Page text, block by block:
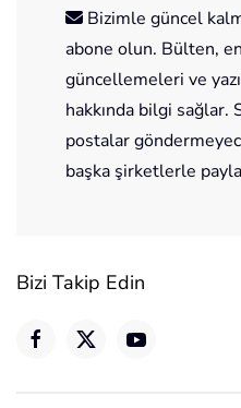
Bizimle güncel
abone olun. Bülten, en
güncellemeleri ve
hakkında bilgi sağlar.
postalar
başka şirketlerle
Bizi Takip Edin